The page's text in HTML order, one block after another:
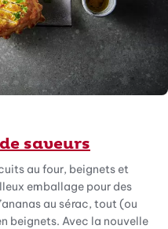
saveurs
au four, beignets et
emballage pour des
au sérac, tout (ou
beignets. Avec la nouvelle